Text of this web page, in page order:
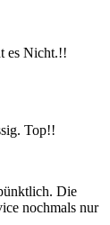
es Nicht.!!
Top!!
Die
nochmals nur